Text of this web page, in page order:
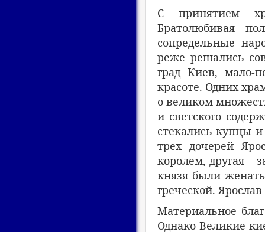
С принятием
Братолюбивая
сопредельные
реже решались
град Киев, мало-
красоте. Одних
о великом
и светского
стекались купцы
трех дочерей
королем, другая –
князя были
греческой.
Материальное
Однако Великие